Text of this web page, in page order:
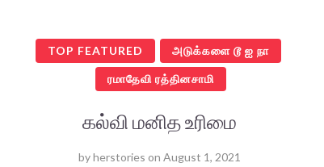
TOP FEATURED அடுக்களை டூ ஐ நா
ரமாதேவி ரத்தினசாமி
கல்வி மனித உரிமை
byherstories on August 1, 2021